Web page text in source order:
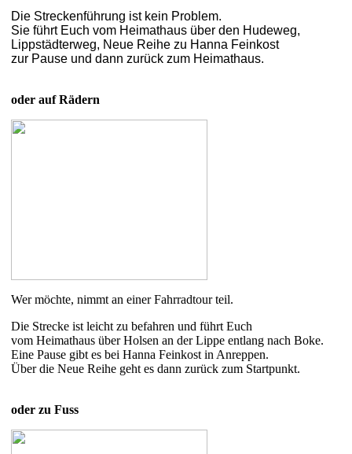
Die Streckenführung ist kein Problem.
Sie führt Euch vom Heimathaus über den Hudeweg,
Lippstädterweg, Neue Reihe zu Hanna Feinkost
zur Pause und dann zurück zum Heimathaus.
oder auf Rädern
Wer möchte, nimmt an einer Fahrradtour teil.
Die Strecke ist leicht zu befahren und führt Euch
vom Heimathaus über Holsen an der Lippe entlang nach Boke.
Eine Pause gibt es bei Hanna Feinkost in Anreppen.
Über die Neue Reihe geht es dann zurück zum Startpunkt.
oder zu Fuss